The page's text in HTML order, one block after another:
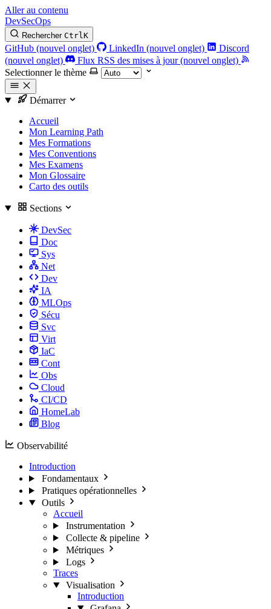
Aller au contenu
DevSecOps
Rechercher CtrlK
GitHub (nouvel onglet) LinkedIn (nouvel onglet)
Discord
(nouvel onglet)
Flux RSS des mises à jour (nouvel onglet)
Selectionner le thème
Démarrer
Accueil
Mon Learning Path
Mes Formations
Mes Conventions
Mes Examens
Mon Glossaire
Carto des outils
Sections
DevSec
Doc
Sys
Net
Dev
IA
MLOps
Sécu
Svc
Virt
IaC
Cont
Obs
Cloud
CI/CD
HomeLab
Blog
Observabilité
Introduction
Fondamentaux
Pratiques opérationnelles
Outils
Accueil
Instrumentation
Collecte & pipeline
Métriques
Logs
Traces
Visualisation
Introduction